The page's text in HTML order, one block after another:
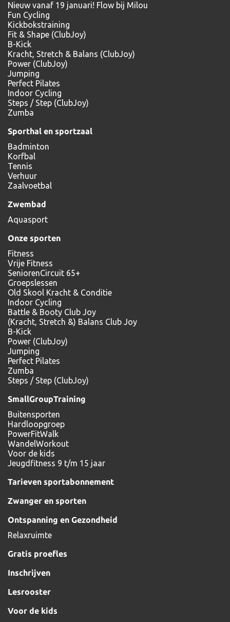
Nieuw vanaf 19 januari! Flow bij Milou
Fun Cycling
Kickbokstraining
Fit & Shape (ClubJoy)
B-Kick
Kracht, Stretch & Balans (ClubJoy)
Power (ClubJoy)
Jumping
Perfect Pilates
Indoor Cycling
Steps / Step (ClubJoy)
Zumba
Sporthal en sportzaal
Badminton
Korfbal
Tennis
Verhuur
Zaalvoetbal
Zwembad
Aquasport
Onze sporten
Fitness
Vrije Fitness
SeniorenCircuit 65+
Groepslessen
Old Skool Kracht & Conditie
Indoor Cycling
Battle & Booty Club Joy
(Kracht, Stretch &) Balans Club Joy
B-Kick
Power (ClubJoy)
Jumping
Perfect Pilates
Zumba
Steps / Step (ClubJoy)
SmallGroupTraining
Buitensporten
Hardloopgroep
PowerFitWalk
WandelWorkout
Voor de kids
Jeugdfitness 9 t/m 15 jaar
Tarieven sportabonnement
Zwanger en sporten
Ontspanning en Gezondheid
Relaxruimte
Gratis proefles
Inschrijven
Lesrooster
Voor de kids